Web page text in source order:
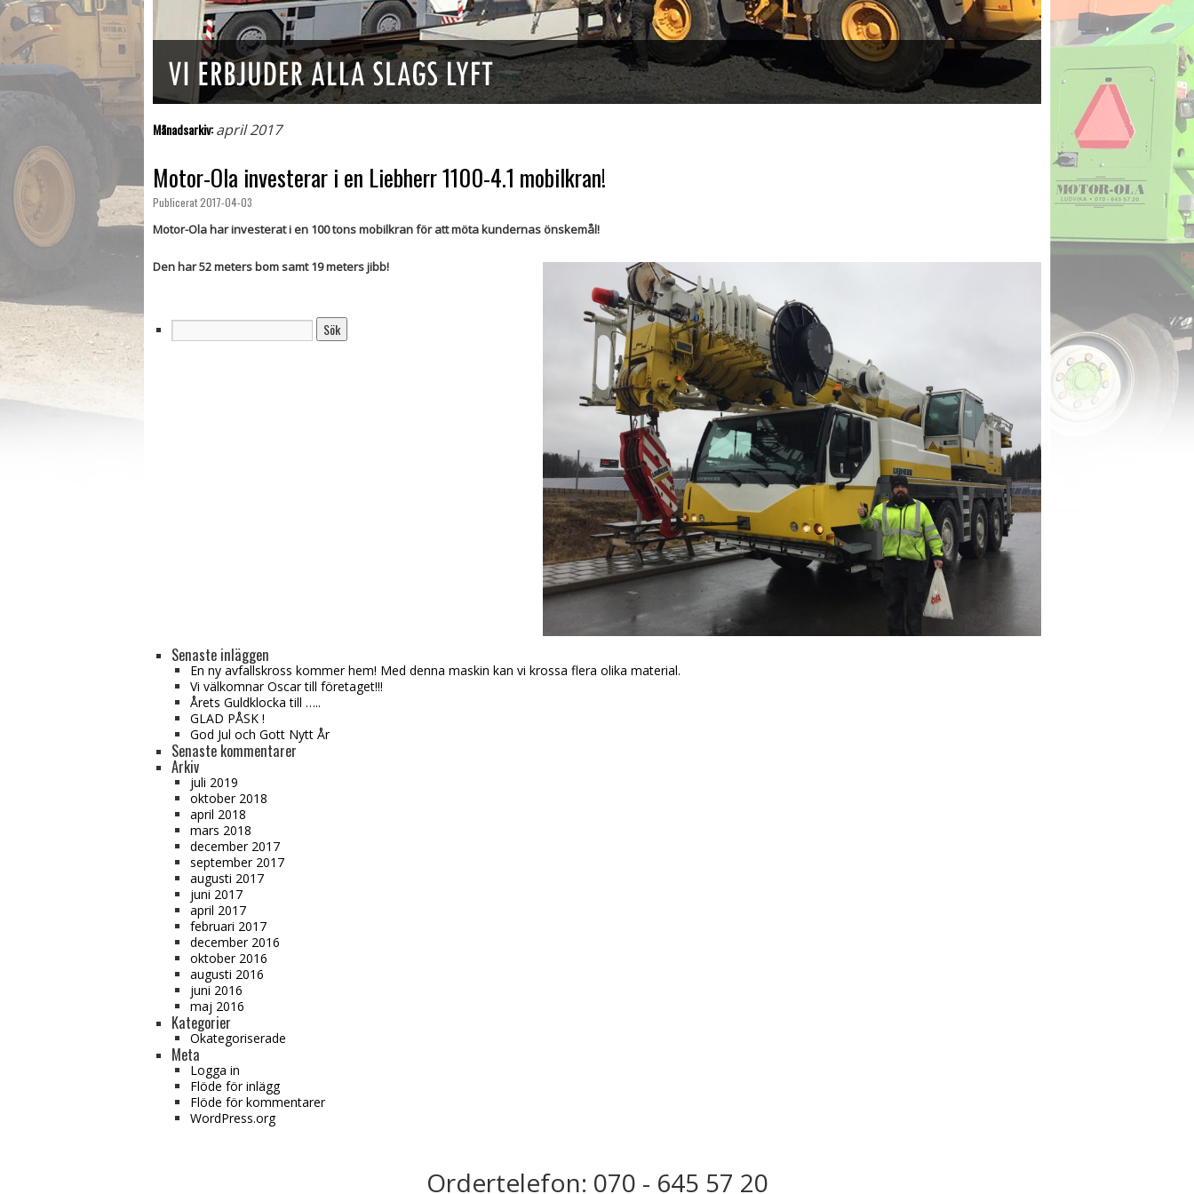
Månadsarkiv:april 2017
Motor-Ola investerar i en Liebherr 1100-4.1 mobilkran!
Publicerat2017-04-03
Motor-Ola har investerat i en 100 tons mobilkran för att möta kundernas önskemål!
Den har 52 meters bom samt 19 meters jibb!
Sök
efter:
Senaste inläggen
En ny avfallskross kommer hem! Med denna maskin kan vi krossa flera olika material.
Vi välkomnar Oscar till företaget!!!
Årets Guldklocka till …..
GLAD PÅSK !
God Jul och Gott Nytt År
Senaste kommentarer
Arkiv
juli 2019
oktober 2018
april 2018
mars 2018
december 2017
september 2017
augusti 2017
juni 2017
april 2017
februari 2017
december 2016
oktober 2016
augusti 2016
juni 2016
maj 2016
Kategorier
Okategoriserade
Meta
Logga in
Flöde för inlägg
Flöde för kommentarer
WordPress.org
Ordertelefon: 070 - 645 57 20